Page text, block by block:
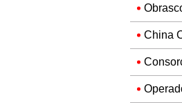
China